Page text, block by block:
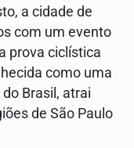
a cidade de
com um evento
prova ciclística
como uma
Brasil, atrai
de São Paulo